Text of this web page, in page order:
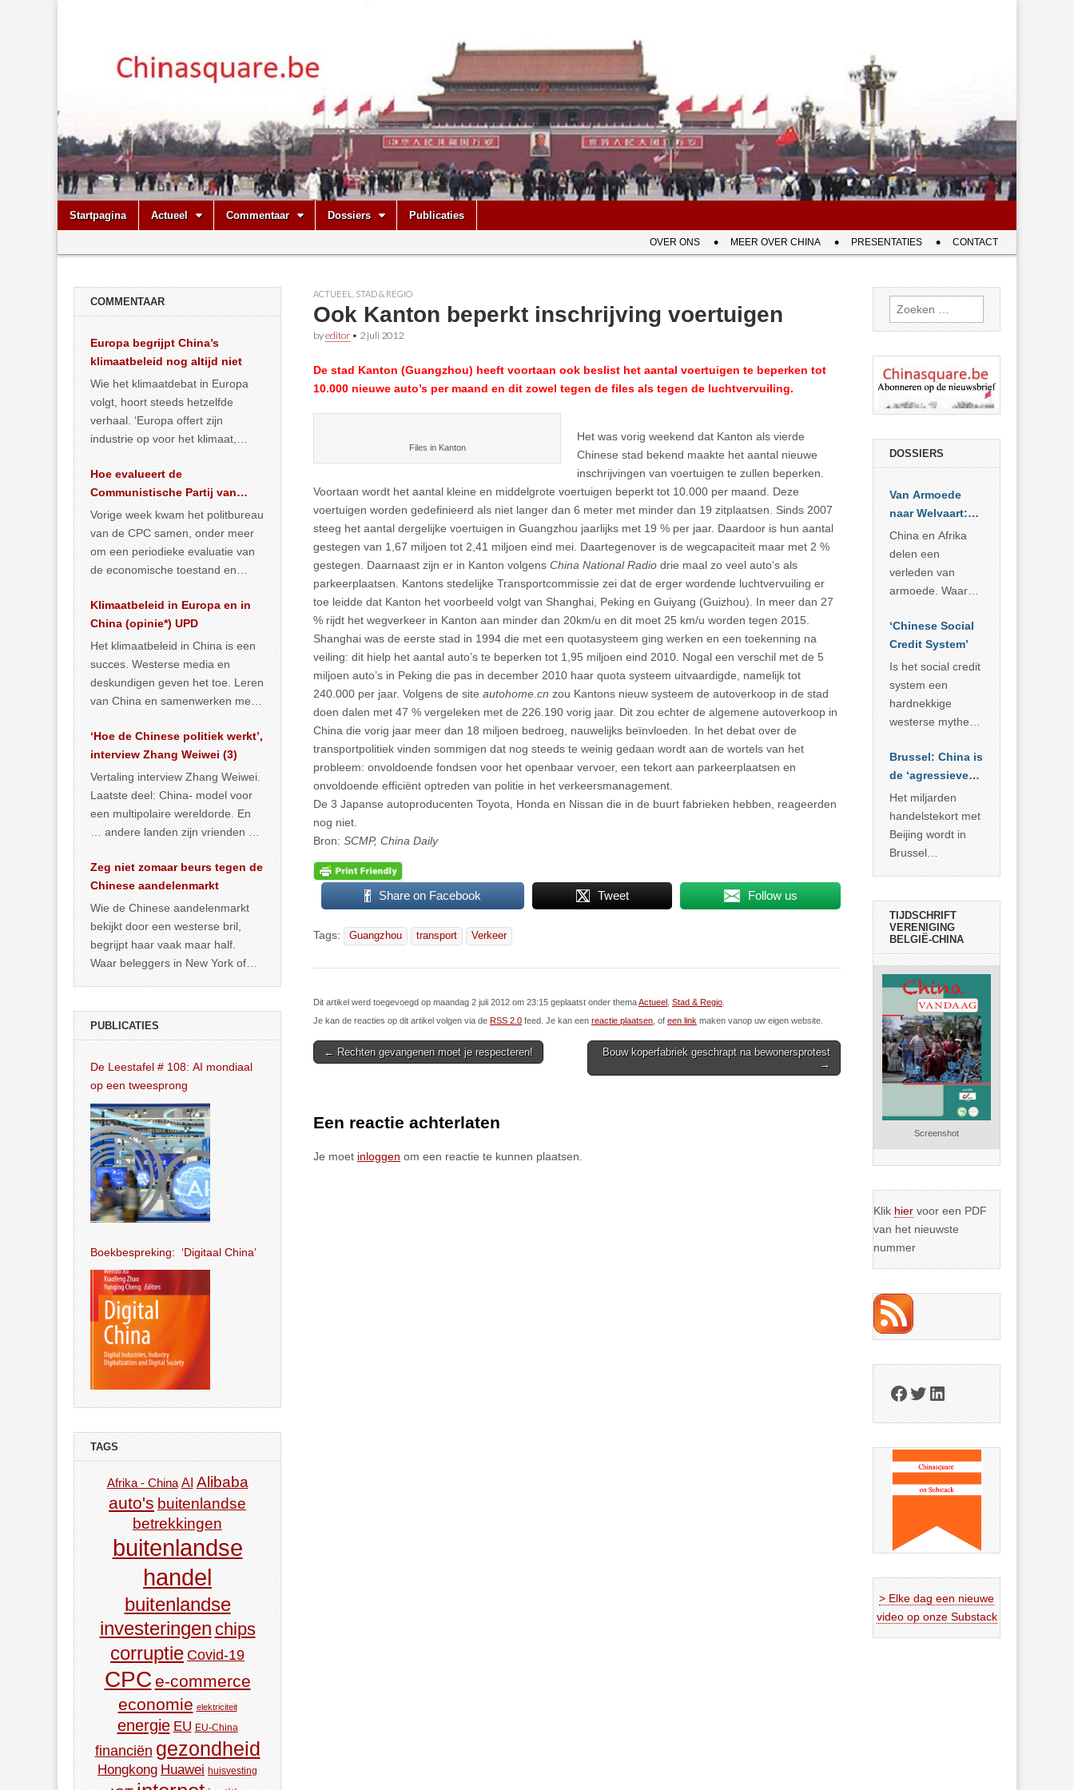
Chinasquare.be
Main
menu
Skip
Startpagina Actueel Commentaar Dossiers Publicaties
menu
OVER ONS MEER OVER CHINA PRESENTATIES CONTACT
ACTUEEL STAD & REGIO
Ook Kanton beperkt inschrijving voertuigen
byeditor • 2 juli 2012
De stad Kanton (Guangzhou) heeft voortaan ook beslist het aantal voertuigen te beperken tot
10.000 nieuwe auto’s per maand en dit zowel tegen de files als tegen de luchtvervuiling.
Files in Kanton
Het was vorig weekend dat Kanton als vierde
Chinese stad bekend maakte het aantal nieuwe
inschrijvingen van voertuigen te zullen beperken.
Voortaan wordt het aantal kleine en middelgrote voertuigen beperkt tot 10.000 per maand. Deze
voertuigen worden gedefinieerd als niet langer dan 6 meter met minder dan 19 zitplaatsen. Sinds 2007
steeg het aantal dergelijke voertuigen in Guangzhou jaarlijks met 19 % per jaar. Daardoor is hun aantal
gestegen van 1,67 miljoen tot 2,41 miljoen eind mei. Daartegenover is de wegcapaciteit maar met 2 %
gestegen. Daarnaast zijn er in Kanton volgens China National Radio drie maal zo veel auto’s als
parkeerplaatsen. Kantons stedelijke Transportcommissie zei dat de erger wordende luchtvervuiling er
toe leidde dat Kanton het voorbeeld volgt van Shanghai, Peking en Guiyang (Guizhou). In meer dan 27
% rijdt het wegverkeer in Kanton aan minder dan 20km/u en dit moet 25 km/u worden tegen 2015.
Shanghai was de eerste stad in 1994 die met een quotasysteem ging werken en een toekenning na
veiling: dit hielp het aantal auto’s te beperken tot 1,95 miljoen eind 2010. Nogal een verschil met de 5
miljoen auto’s in Peking die pas in december 2010 haar quota systeem uitvaardigde, namelijk tot
240.000 per jaar. Volgens de site autohome.cn zou Kantons nieuw systeem de autoverkoop in de stad
doen dalen met 47 % vergeleken met de 226.190 vorig jaar. Dit zou echter de algemene autoverkoop in
China die vorig jaar meer dan 18 miljoen bedroeg, nauwelijks beïnvloeden. In het debat over de
transportpolitiek vinden sommigen dat nog steeds te weinig gedaan wordt aan de wortels van het
probleem: onvoldoende fondsen voor het openbaar vervoer, een tekort aan parkeerplaatsen en
onvoldoende efficiënt optreden van politie in het verkeersmanagement.
De 3 Japanse autoproducenten Toyota, Honda en Nissan die in de buurt fabrieken hebben, reageerden
nog niet.
Bron: SCMP, China Daily
Share on Facebook Tweet Follow us
Tags: Guangzhou transport Verkeer
Dit artikel werd toegevoegd op maandag 2 juli 2012 om 23:15 geplaatst onder themaActueel Stad & Regio
Je kan de reacties op dit artikel volgen via de RSS 2.0 feed. Je kan een reactie plaatsen , of een link maken vanop uw eigen website.
Post
← Rechten gevangenen moet je respecteren!
Bouw koperfabriek geschrapt na bewonersprotest
→
Een reactie achterlaten
Je moet inloggen om een reactie te kunnen plaatsen.
COMMENTAAR
Europa begrijpt China’s
klimaatbeleid nog altijd niet
Wie het klimaatdebat in Europa
volgt, hoort steeds hetzelfde
verhaal. ‘Europa offert zijn
industrie op voor het klimaat,
vergroening… >> lees meer
Hoe evalueert de
Communistische Partij van
China de economische
toestand?
Vorige week kwam het politbureau
van de CPC samen, onder meer
om een periodieke evaluatie van
de economische toestand en
publiceerden… >> lees meer
Klimaatbeleid in Europa en in
China (opinie*) UPD
Het klimaatbeleid in China is een
succes. Westerse media en
deskundigen geven het toe. Leren
van China en samenwerken met
… >> lees meer
‘Hoe de Chinese politiek werkt’,
interview Zhang Weiwei (3)
Vertaling interview Zhang Weiwei.
Laatste deel: China- model voor
een multipolaire wereldorde. En
… andere landen zijn vrienden of
Zeg niet zomaar beurs tegen de
Chinese aandelenmarkt
Wie de Chinese aandelenmarkt
bekijkt door een westerse bril,
begrijpt haar vaak maar half.
Waar beleggers in New York of
PUBLICATIES
De Leestafel # 108: AI mondiaal
op een tweesprong
Boekbespreking: ‘Digitaal China’
TAGS
Afrika - China AI Alibaba
auto's buitenlandse
betrekkingen
buitenlandse
handel
buitenlandse
investeringen chips
corruptie Covid-19
CPC e-commerce
economie elektriciteit
energie EU EU-China
financiën gezondheid
Hongkong Huawei huisvesting
Zoeken
naar:
DOSSIERS
Van Armoede
naar Welvaart:
Wat Afrika kan
leren van
China’s
economisch
China en Afrika
delen een
verleden van
armoede. Waar
voorbije veertig
jaar in slaagde
meer dan 800
miljoen mensen
uit de armoede
… >> lees meer
‘Chinese Social
Credit System’
Is het social credit
system een
hardnekkige
westerse mythe of
realiteit in China?
Brussel: China is
de ‘agressieve
schuldige’
Het miljarden
handelstekort met
Beijing wordt in
Brussel
economische
agressie. In
werkelijkheid
verhult die
spectaculaire
rekensom vooral
de industriële
achterstand die
… >> lees meer
TIJDSCHRIFT
VERENIGING
BELGIË-CHINA
Screenshot
Klik hier voor een PDF
van het nieuwste
nummer
Facebook
Twitter
LinkedIn
> Elke dag een nieuwe
video op onze Substack